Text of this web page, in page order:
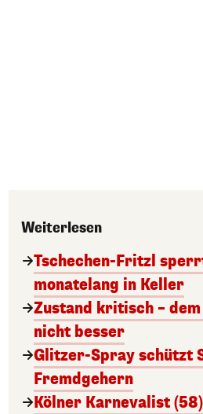
Weiterlesen
Tschechen-Fritzl
monatelang in Keller
Zustand kritisch –
nicht besser
Glitzer-Spray schützt
Fremdgehern
Kölner Karnevalist